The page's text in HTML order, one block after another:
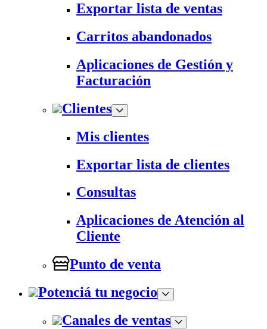
Exportar lista de ventas
Carritos abandonados
Aplicaciones de Gestión y
Facturación
Clientes
Mis clientes
Exportar lista de clientes
Consultas
Aplicaciones de Atención al
Cliente
Punto de venta
Potenciá tu negocio
Canales de ventas